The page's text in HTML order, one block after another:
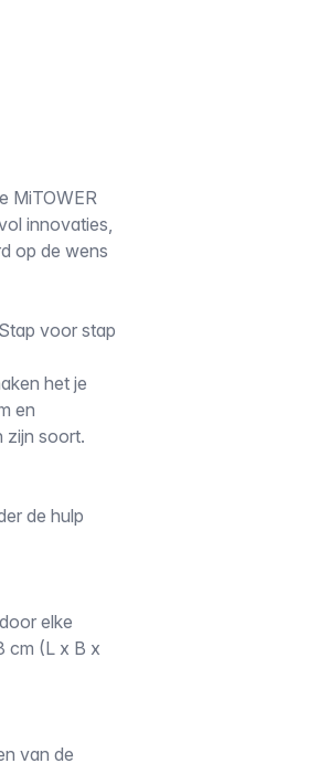
MiTOWER
innovaties,
op de wens
voor stap
het je
en
zijn soort.
de hulp
elke
cm (L x B x
van de